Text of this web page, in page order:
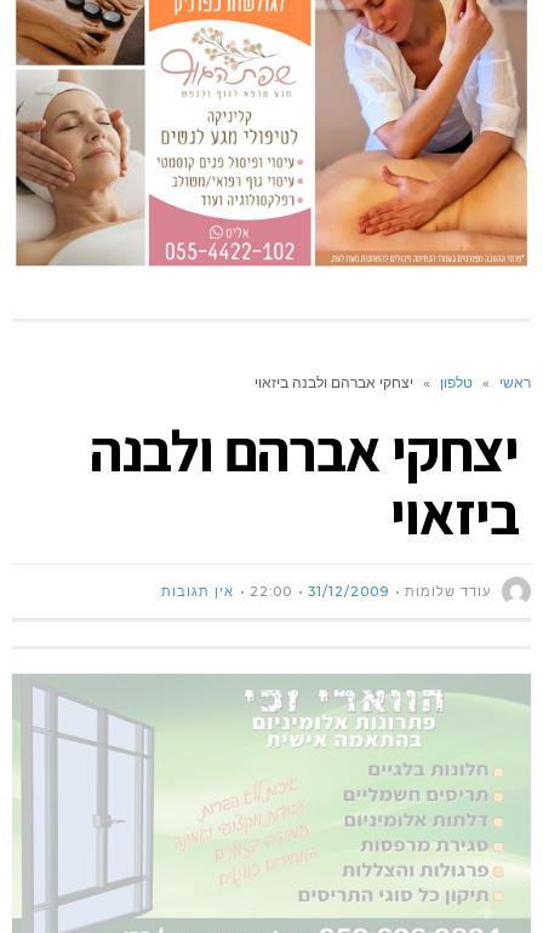
ראשי » טלפון » יצחקי אברהם ולבנה ביזאוי
יצחקי אברהם ולבנה
ביזאוי
עודד שלומות 31/12/2009
22:00 אין תגובות